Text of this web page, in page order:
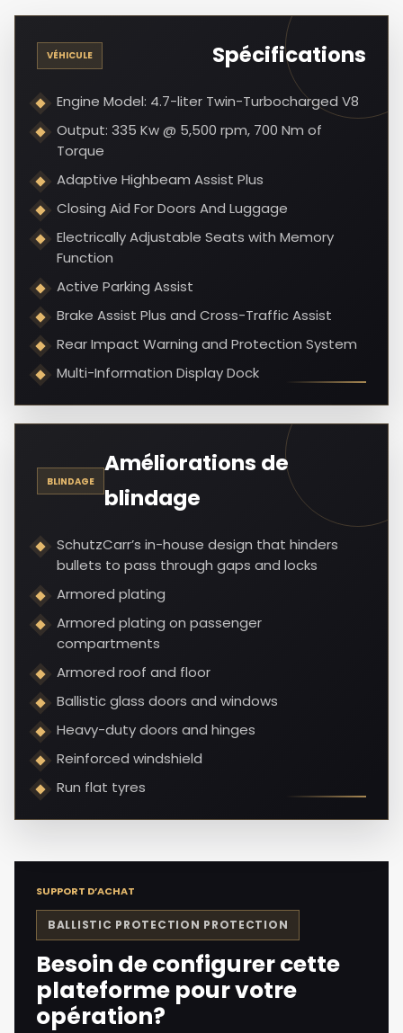
VÉHICULE Spécifications
Engine Model: 4.7-liter Twin-Turbocharged V8
Output: 335 Kw @ 5,500 rpm, 700 Nm of
Torque
Adaptive Highbeam Assist Plus
Closing Aid For Doors And Luggage
Electrically Adjustable Seats with Memory
Function
Active Parking Assist
Brake Assist Plus and Cross-Traffic Assist
Rear Impact Warning and Protection System
Multi-Information Display Dock
BLINDAGE
Améliorations de
blindage
SchutzCarr’s in-house design that hinders
bullets to pass through gaps and locks
Armored plating
Armored plating on passenger
compartments
Armored roof and floor
Ballistic glass doors and windows
Heavy-duty doors and hinges
Reinforced windshield
Run flat tyres
SUPPORT D’ACHAT
BALLISTIC PROTECTION PROTECTION
Besoin de configurer cette
plateforme pour votre
opération?